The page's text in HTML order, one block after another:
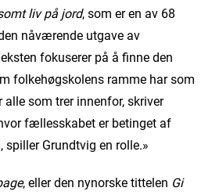
liv på jord, som er en av 68
nåværende utgave av
fokuserer på å finne den
folkehøgskolens ramme har som
som trer innenfor, skriver
fællesskabet er betinget af
spiller Grundtvig en rolle.»
, eller den nynorske tittelen Gi